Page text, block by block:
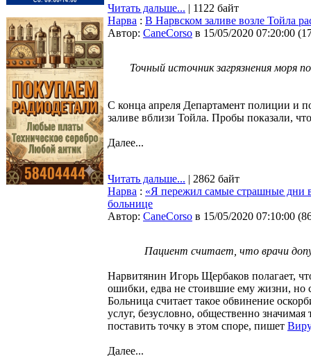
Читать дальше... | 1122 байт
Нарва : В Нарвском заливе возле Тойла
Автор: CaneCorso в 15/05/2020 07:20:00 (
Точный источник загрязнения моря
С конца апреля Департамент полиции и
заливе вблизи Тойла. Пробы показали,
Далее...
Читать дальше... | 2862 байт
Нарва : «Я пережил самые страшные дни
больнице
Автор: CaneCorso в 15/05/2020 07:10:00 (
Пациент считает, что врачи
Нарвитянин Игорь Щербаков полагает,
ошибки, едва не стоившие ему жизни, но
Больница считает такое обвинение
услуг, безусловно, общественно
поставить точку в этом споре, пишет
Далее...